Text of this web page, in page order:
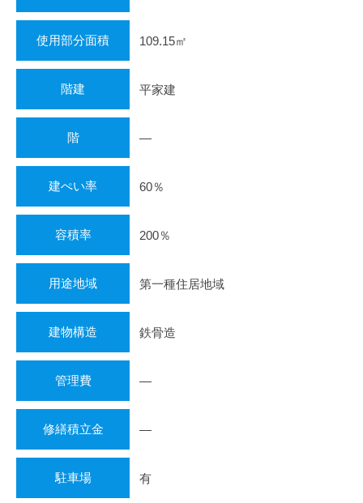
使用部分面積 109.15㎡
階建 平家建
階 ―
建ぺい率 60％
容積率 200％
用途地域 第一種住居地域
建物構造 鉄骨造
管理費 ―
修繕積立金 ―
駐車場 有